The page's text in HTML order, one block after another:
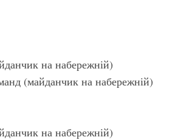
на набережній)
(майданчик на набережній)
на набережній)